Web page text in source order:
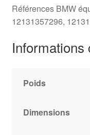
Références BMW
12131357296,
Informations
Poids
Dimensions